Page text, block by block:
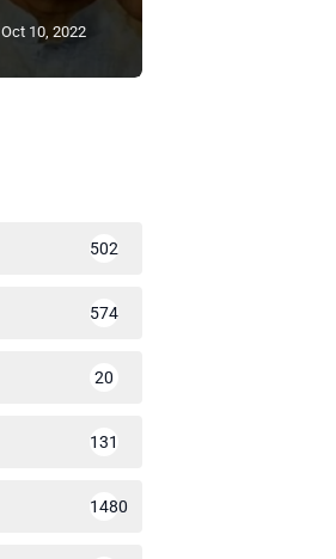
Oct 10, 2022
502
574
20
131
1480